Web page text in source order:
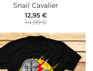
Snail Cavalier
12,95 €
14,99 €